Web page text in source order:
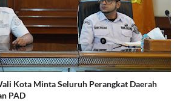
Kota Minta Seluruh Perangkat Daerah
PAD